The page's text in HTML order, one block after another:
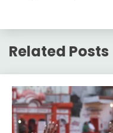
Related Posts